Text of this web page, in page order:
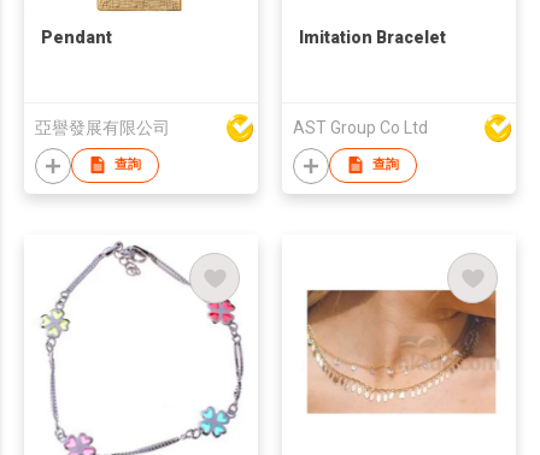
Pendant
亞譽發展有限公司
查詢
Imitation Bracelet
AST Group Co Ltd
查詢